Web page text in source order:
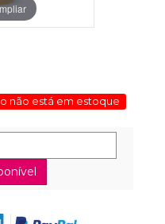
não está em estoque